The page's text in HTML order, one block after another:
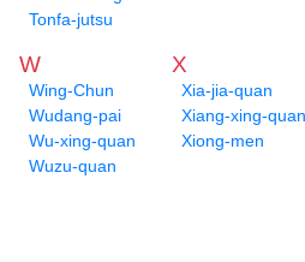
Tonfa-jutsu
W
Wing-Chun
Wudang-pai
Wu-xing-quan
Wuzu-quan
X
Xia-jia-quan
Xiang-xing-quan
Xiong-men